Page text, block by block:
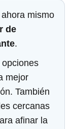
mismo
de
.
mejor
También
cercanas
afinar la